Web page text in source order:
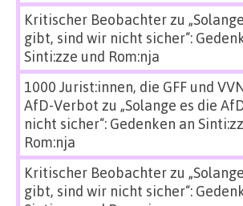
Kritischer Beobachterzu
gibt, sind wir nicht sicher“:
Sinti:zze und Rom:nja
1000 Jurist:innen, die GFF und
AfD-Verbot zu „Solange es die
nicht sicher“: Gedenken an
Rom:nja
Kritischer Beobachterzu
gibt, sind wir nicht sicher“: